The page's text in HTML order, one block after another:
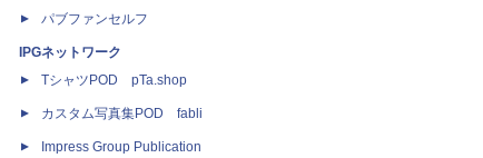
パブファンセルフ
IPGネットワーク
TシャツPOD pTa.shop
カスタム写真集POD fabli
Impress Group Publication